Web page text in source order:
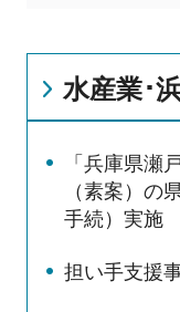
水産業･
「兵庫県瀬
（素案）の
手続）実施
担い手支援